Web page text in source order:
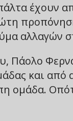
έχουν
αλλαγών
Πάολο
και από
ομάδα.